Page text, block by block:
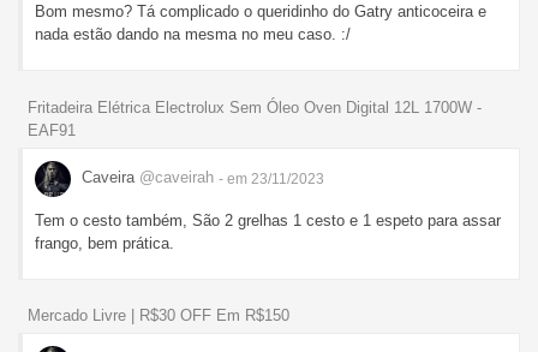
Bom mesmo? Tá complicado o queridinho do Gatry anticoceira e
nada estão dando na mesma no meu caso. :/
Fritadeira Elétrica Electrolux Sem Óleo Oven Digital 12L 1700W -
EAF91
Caveira @caveirah - em 23/11/2023
Tem o cesto também, São 2 grelhas 1 cesto e 1 espeto para assar
frango, bem prática.
Mercado Livre | R$30 OFF Em R$150